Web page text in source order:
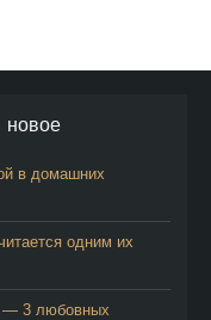
в домашних
одним их
— 3 любовных